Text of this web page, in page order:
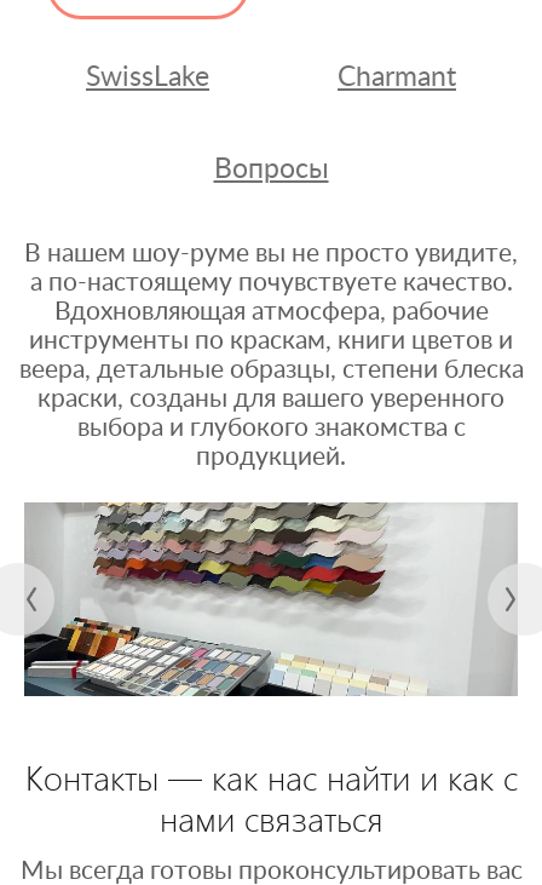
SwissLake Charmant
Вопросы
В нашем шоу-руме вы не просто увидите,
а по-настоящему почувствуете качество.
Вдохновляющая атмосфера, рабочие
инструменты по краскам, книги цветов и
веера, детальные образцы, степени блеска
краски, созданы для вашего уверенного
выбора и глубокого знакомства с
продукцией.
Контакты — как нас найти и как с
нами связаться
Мы всегда готовы проконсультировать вас